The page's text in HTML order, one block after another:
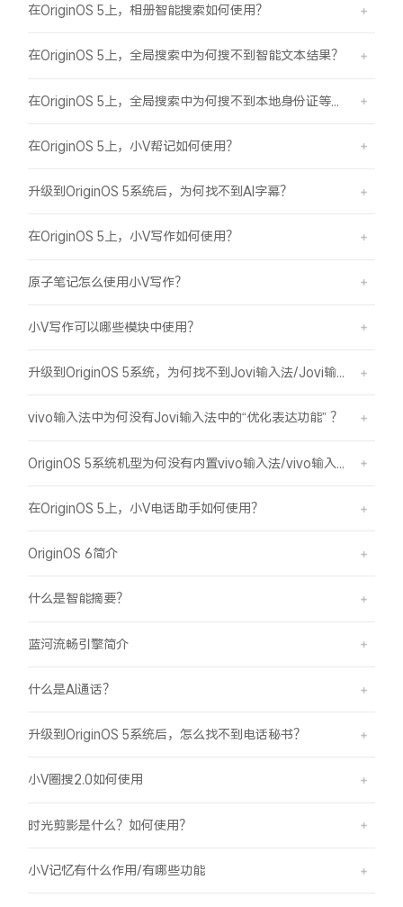
在OriginOS 5上，相册智能搜索如何使用？
在OriginOS 5上，全局搜索中为何搜不到智能文本结果？
在OriginOS 5上，小V帮记如何使用？
升级到OriginOS 5系统后，为何找不到AI字幕？
在OriginOS 5上，小V写作如何使用？
原子笔记怎么使用小V写作？
小V写作可以哪些模块中使用？
vivo输入法中为何没有Jovi输入法中的“优化表达功能” ？
在OriginOS 5上，小V电话助手如何使用？
OriginOS 6简介
什么是智能摘要？
蓝河流畅引擎简介
什么是AI通话？
升级到OriginOS 5系统后，怎么找不到电话秘书？
小V圈搜2.0如何使用
时光剪影是什么？如何使用？
小V记忆有什么作用/有哪些功能